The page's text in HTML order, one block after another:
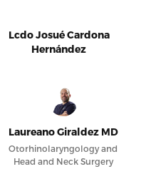
Lcdo Josué Cardona
Hernández
Laureano Giraldez MD
Otorhinolaryngology and
Head and Neck Surgery